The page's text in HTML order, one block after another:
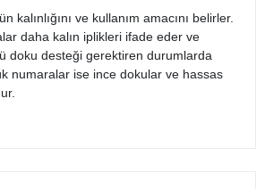
kalınlığını ve kullanım amacını belirler.
daha kalın iplikleri ifade eder ve
doku desteği gerektiren durumlarda
numaralar ise ince dokular ve hassas